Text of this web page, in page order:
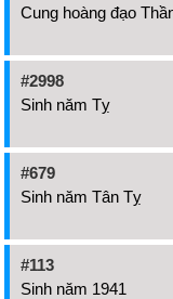
Cung hoàng đạo
#2998
Sinh năm Tỵ
#679
Sinh năm Tân Tỵ
#113
Sinh năm 1941